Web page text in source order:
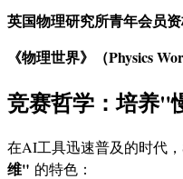
英国物理研究所青年会员
《物理世界》（Physics
竞赛哲学：培养"
在AI工具迅速普及的时代
维" 的特色：